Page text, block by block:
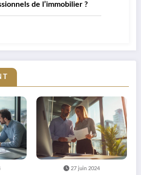
27 juin 2024
de l’immobilier ?